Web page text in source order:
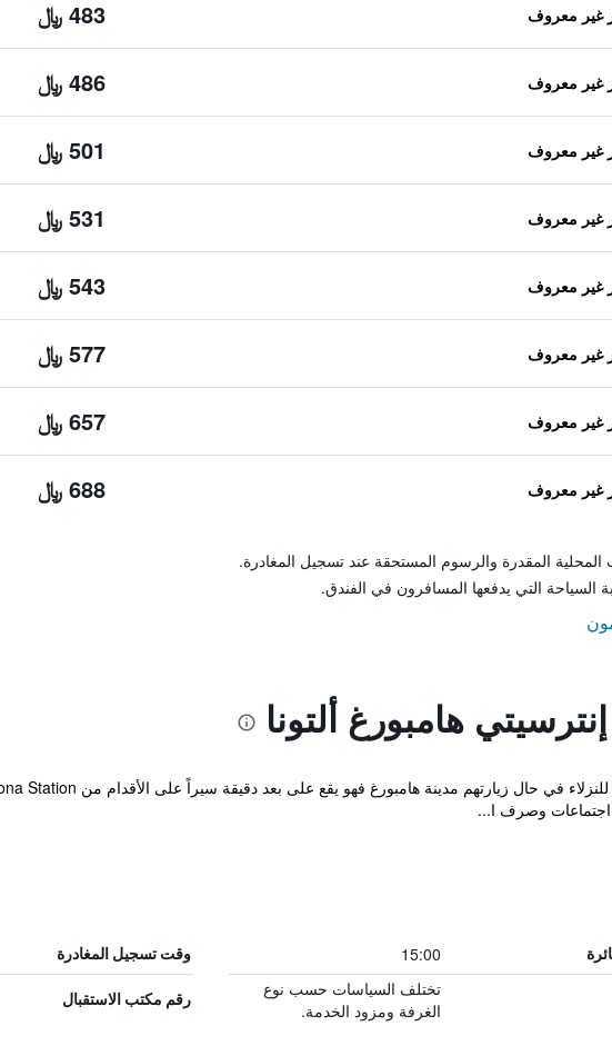
غير معروف 483 ﷼
غير معروف 486 ﷼
غير معروف 501 ﷼
غير معروف 531 ﷼
غير معروف 543 ﷼
غير معروف 577 ﷼
غير معروف 657 ﷼
غير معروف 688 ﷼
المقدرة والرسوم المستحقة عند تسجيل المغادرة.
السياحة التي يدفعها المسافرون في الفندق.
هامبورغ ألتونا
اجتماعات وصرف ا...
15:00 وقت تسجيل المغادرة
تختلف السياسات حسب نوع
الغرفة ومزود الخدمة.
رقم مكتب الاستقبال